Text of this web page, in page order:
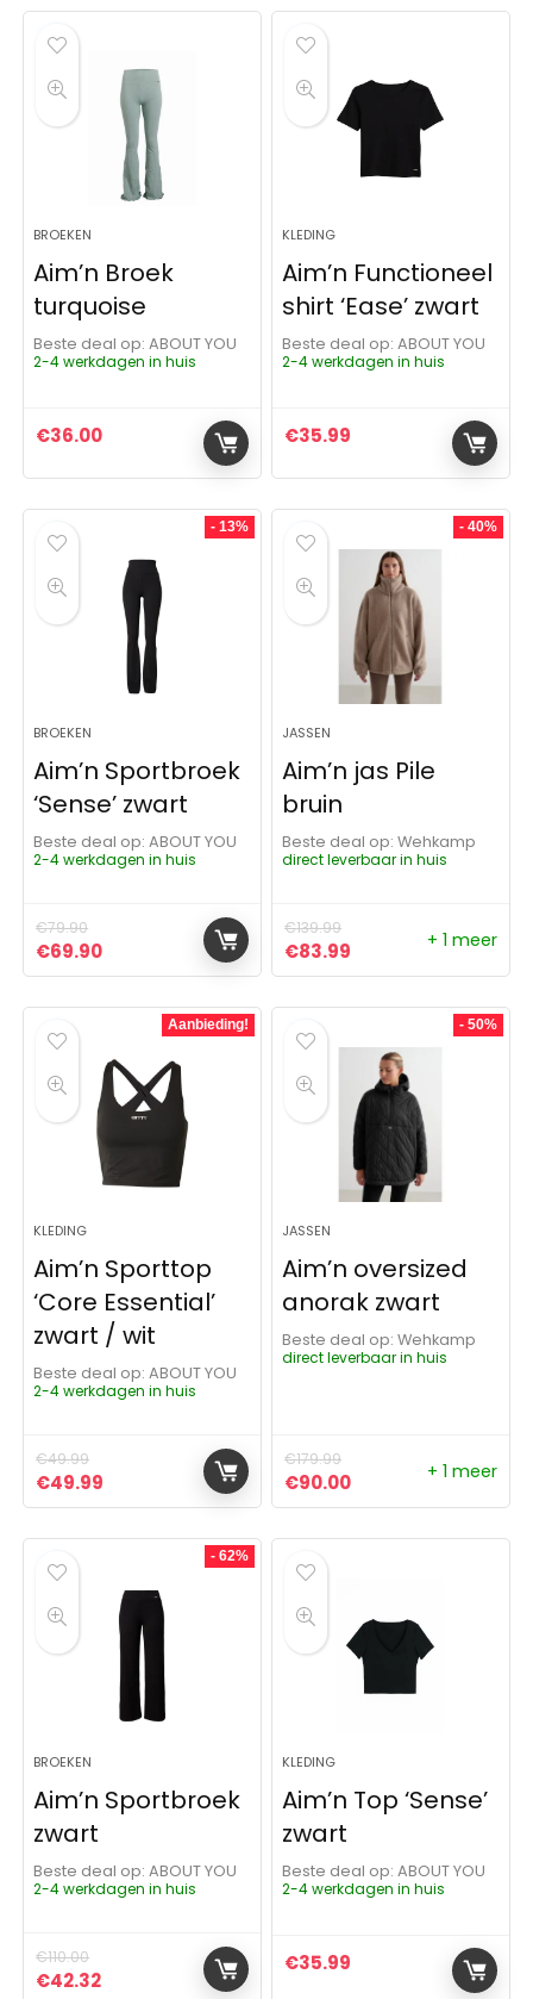
BROEKEN
Aim’n Broek
turquoise
Beste deal op:
ABOUT YOU
2-4 werkdagen in huis
€36.00
KLEDING
Aim’n Functioneel
shirt ‘Ease’ zwart
Beste deal op:
ABOUT YOU
2-4 werkdagen in huis
€35.99
- 13%
BROEKEN
Aim’n Sportbroek
‘Sense’ zwart
Beste deal op:
ABOUT YOU
2-4 werkdagen in huis
€79.90
Oorspronkelijke prijs was: €79.90.
€69.90Huidige prijs is: €69.90.
- 40%
JASSEN
Aim’n jas Pile
bruin
Beste deal op:
Wehkamp
direct leverbaar in huis
€139.99
Oorspronkelijke prijs was:
€83.99 Huidige prijs is:
+ 1 meer
Aanbieding!
KLEDING
Aim’n Sporttop
‘Core Essential’
zwart / wit
Beste deal op:
ABOUT YOU
2-4 werkdagen in huis
€49.99
Oorspronkelijke prijs was: €49.99.
€49.99 Huidige prijs is: €49.99.
- 50%
JASSEN
Aim’n oversized
anorak zwart
Beste deal op:
Wehkamp
direct leverbaar in huis
€179.99
Oorspronkelijke prijs was:
€90.00Huidige prijs is:
+ 1 meer
- 62%
BROEKEN
Aim’n Sportbroek
zwart
Beste deal op:
ABOUT YOU
2-4 werkdagen in huis
€110.00
Oorspronkelijke prijs was: €110.00.
€42.32Huidige prijs is: €42.32.
KLEDING
Aim’n Top ‘Sense’
zwart
Beste deal op:
ABOUT YOU
2-4 werkdagen in huis
€35.99